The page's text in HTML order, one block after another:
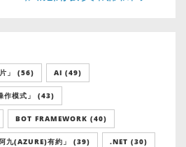
片」 (56) AI (49)
作模式」 (43)
BOT FRAMEWORK (40)
阿九(AZURE)有約」 (39) .NET (30)